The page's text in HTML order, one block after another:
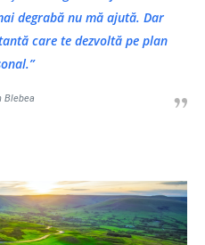
degrabă nu mă ajută. Dar
care te dezvoltă pe plan
Blebea